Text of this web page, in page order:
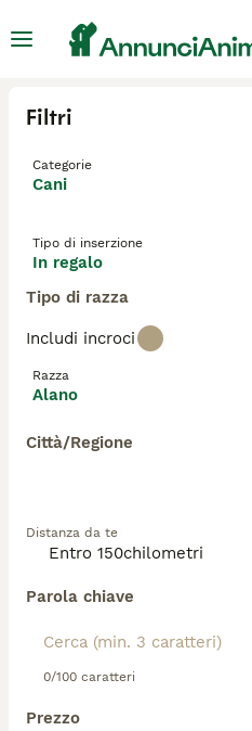
Filtri
Categorie
Cani
Tipo di inserzione
In regalo
Tipo di razza
Includi incroci
Razza
Alano
Città/Regione
Distanza da te
Parola chiave
0/100 caratteri
Prezzo